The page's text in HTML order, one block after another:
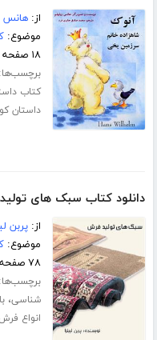
از:هانس
موضوع:
۱۸ صفحه
کتاب
داستان
دانلود کتاب سبک های
از:پربن
موضوع:
۷۸ صفحه
شناسی،
انواع